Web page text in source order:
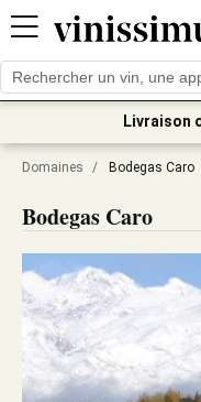
Livraison
Domaines / Bodegas Caro
Bodegas Caro